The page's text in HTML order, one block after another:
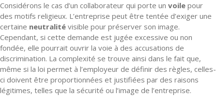
Considérons le cas d’un collaborateur qui porte un voile pour
des motifs religieux. L’entreprise peut être tentée d’exiger une
certaine neutralité visible pour préserver son image.
Cependant, si cette demande est jugée excessive ou non
fondée, elle pourrait ouvrir la voie à des accusations de
discrimination. La complexité se trouve ainsi dans le fait que,
même si la loi permet à l’employeur de définir des règles, celles-
ci doivent être proportionnées et justifiées par des raisons
légitimes, telles que la sécurité ou l’image de l’entreprise.